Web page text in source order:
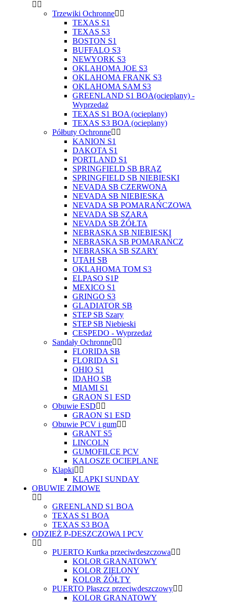
Trzewiki Ochronne
TEXAS S1
TEXAS S3
BOSTON S1
BUFFALO S3
NEWYORK S3
OKLAHOMA JOE S3
OKLAHOMA FRANK S3
OKLAHOMA SAM S3
GREENLAND S1 BOA(ocieplany) -
Wyprzedaż
TEXAS S1 BOA (ocieplany)
TEXAS S3 BOA (ocieplany)
Półbuty Ochronne
KANION S1
DAKOTA S1
PORTLAND S1
SPRINGFIELD SB BRĄZ
SPRINGFIELD SB NIEBIESKI
NEVADA SB CZERWONA
NEVADA SB NIEBIESKA
NEVADA SB POMARAŃCZOWA
NEVADA SB SZARA
NEVADA SB ŻÓŁTA
NEBRASKA SB NIEBIESKI
NEBRASKA SB POMARAŃCZ
NEBRASKA SB SZARY
UTAH SB
OKLAHOMA TOM S3
ELPASO S1P
MEXICO S1
GRINGO S3
GLADIATOR SB
STEP SB Szary
STEP SB Niebieski
CESPEDO - Wyprzedaż
Sandały Ochronne
FLORIDA SB
FLORIDA S1
OHIO S1
IDAHO SB
MIAMI S1
GRAON S1 ESD
Obuwie ESD
GRAON S1 ESD
Obuwie PCV i gum
GRANT S5
LINCOLN
GUMOFILCE PCV
KALOSZE OCIEPLANE
Klapki
KLAPKI SUNDAY
OBUWIE ZIMOWE
GREENLAND S1 BOA
TEXAS S1 BOA
TEXAS S3 BOA
ODZIEŻ P-DESZCZOWA I PCV
PUERTO Kurtka przeciwdeszczowa
KOLOR GRANATOWY
KOLOR ZIELONY
KOLOR ŻÓŁTY
PUERTO Płaszcz przeciwdeszczowy
KOLOR GRANATOWY